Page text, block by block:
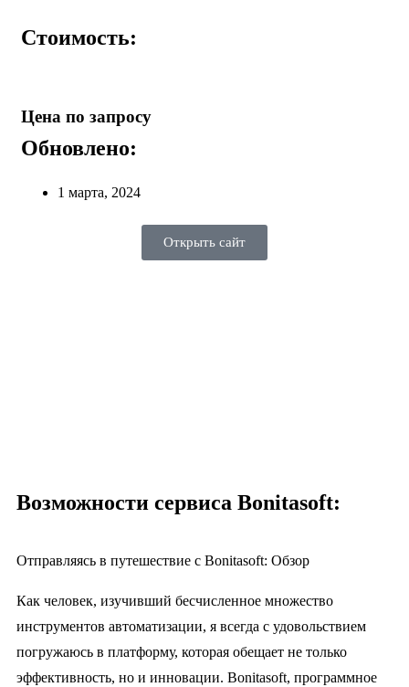
Стоимость:
Цена по запросу
Обновлено:
1 марта, 2024
Открыть сайт
Возможности сервиса Bonitasoft:
Отправляясь в путешествие с Bonitasoft: Обзор
Как человек, изучивший бесчисленное множество
инструментов автоматизации, я всегда с удовольствием
погружаюсь в платформу, которая обещает не только
эффективность, но и инновации. Bonitasoft, программное